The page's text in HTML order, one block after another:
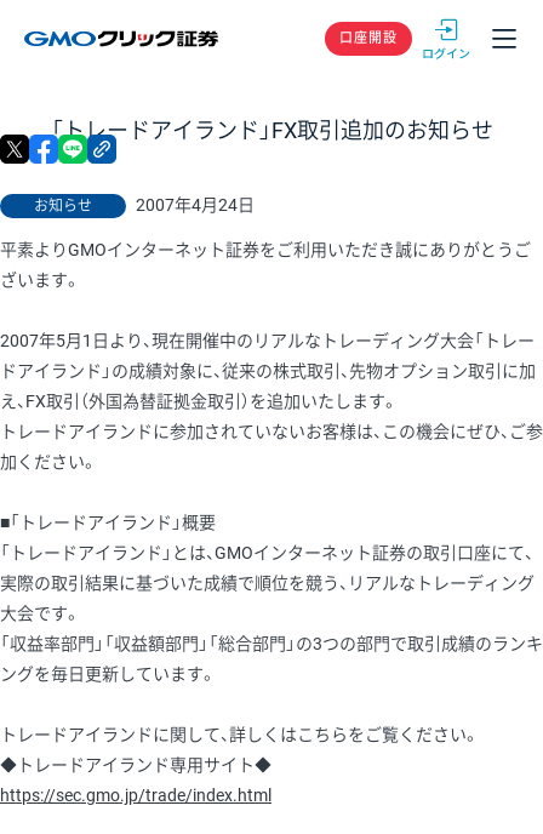
GMOクリック
口座開設
「トレードアイランド」FX取引追加のお知らせ
お知らせ 2007年4月24日
X facebook
平素よりGMOインターネット証券をご利用いただき誠にありがとうご
ざいます。
2007年5月1日より、現在開催中のリアルなトレーディング大会「トレー
ドアイランド」の成績対象に、従来の株式取引、先物オプション取引に加
え、FX取引（外国為替証拠金取引）を追加いたします。
トレードアイランドに参加されていないお客様は、この機会にぜひ、ご参
加ください。
■「トレードアイランド」概要
「トレードアイランド」とは、GMOインターネット証券の取引口座にて、
実際の取引結果に基づいた成績で順位を競う、リアルなトレーディング
大会です。
「収益率部門」「収益額部門」「総合部門」の3つの部門で取引成績のランキ
ングを毎日更新しています。
トレードアイランドに関して、詳しくはこちらをご覧ください。
◆トレードアイランド専用サイト◆
https://sec.gmo.jp/trade/index.html